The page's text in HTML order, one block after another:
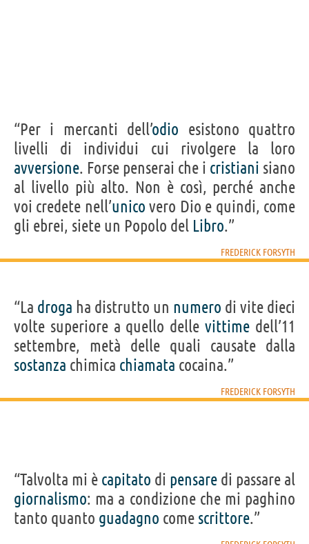
“Per i mercanti dell’odio esistono quattro
livelli di individui cui rivolgere la loro
avversione. Forse penserai che i cristiani siano
al livello più alto. Non è così, perché anche
voi credete nell’unico vero Dio e quindi, come
gli ebrei, siete un Popolo del Libro.”
FREDERICK FORSYTH
“La droga ha distrutto un numero di vite dieci
volte superiore a quello dellevittime dell’11
settembre, metà delle quali causate dalla
sostanza chimica chiamata cocaina.”
FREDERICK FORSYTH
“Talvolta mi è capitato di pensare di passare al
giornalismo: ma a condizione che mi paghino
tanto quanto guadagno come scrittore.”